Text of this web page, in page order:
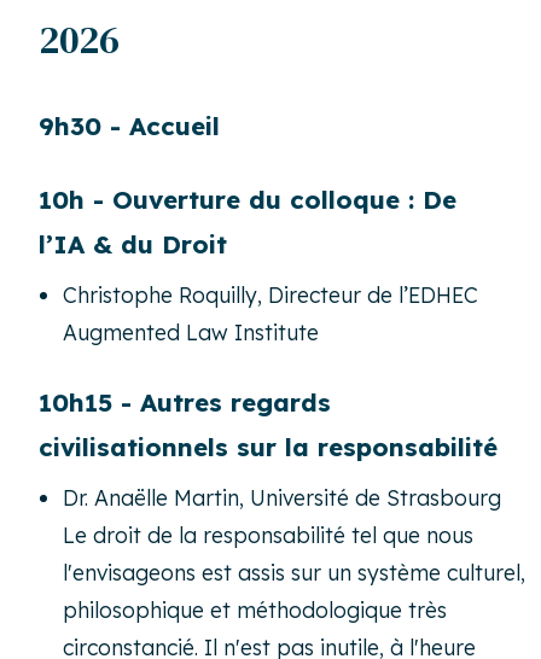
2026
9h30 - Accueil
10h - Ouverture du colloque : De
l’IA & du Droit
Christophe Roquilly, Directeur de l’EDHEC
Augmented Law Institute
10h15 - Autres regards
civilisationnels sur la responsabilité
Dr. Anaëlle Martin, Université de Strasbourg
Le droit de la responsabilité tel que nous
l'envisageons est assis sur un système culturel,
philosophique et méthodologique très
circonstancié. Il n'est pas inutile, à l'heure